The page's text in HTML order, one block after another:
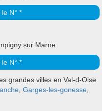
N° *
sur Marne
N° *
grandes villes en Val-d-Oise
Garges-les-gonesse